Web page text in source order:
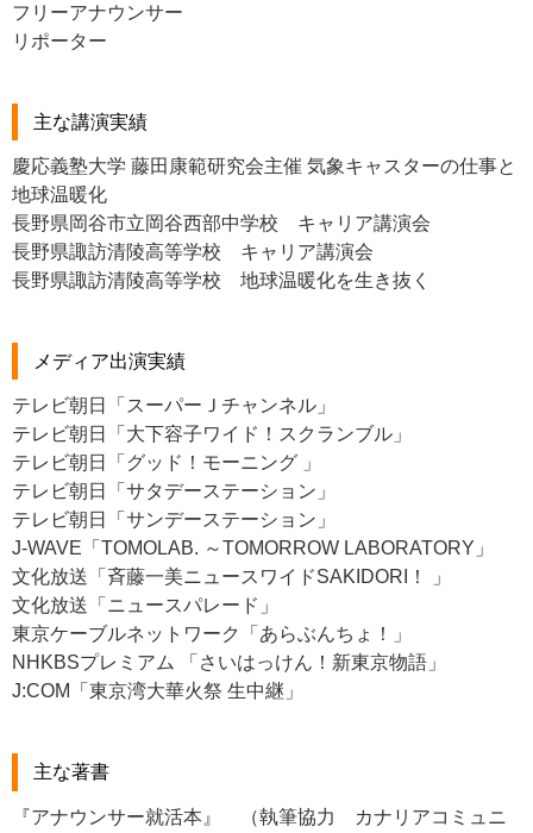
フリーアナウンサー
リポーター
主な講演実績
慶応義塾大学 藤田康範研究会主催 気象キャスターの仕事と
地球温暖化
長野県岡谷市立岡谷西部中学校 キャリア講演会
長野県諏訪清陵高等学校 キャリア講演会
長野県諏訪清陵高等学校 地球温暖化を生き抜く
メディア出演実績
テレビ朝日「スーパーＪチャンネル」
テレビ朝日「大下容子ワイド！スクランブル」
テレビ朝日「グッド！モーニング 」
テレビ朝日「サタデーステーション」
テレビ朝日「サンデーステーション」
J-WAVE「TOMOLAB. ～TOMORROW LABORATORY」
文化放送「斉藤一美ニュースワイドSAKIDORI！ 」
文化放送「ニュースパレード」
東京ケーブルネットワーク「あらぶんちょ！」
NHKBSプレミアム 「さいはっけん！新東京物語」
J:COM「東京湾大華火祭 生中継」
主な著書
『アナウンサー就活本』 （執筆協力 カナリアコミュニ